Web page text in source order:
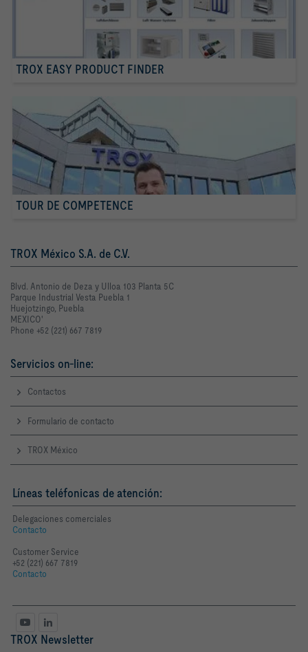
TROX EASY PRODUCT FINDER
TOUR DE COMPETENCE
TROX México S.A. de C.V.
Blvd. Antonio de Deza y Ulloa 103 Planta 5C
Parque Industrial Vesta Puebla 1
Huejotzingo, Puebla
MEXICO'
Phone +52 (221) 667 7819
Servicios on-line:
Contactos
Formulario de contacto
TROX México
Líneas teléfonicas de atención:
Delegaciones comerciales
Contacto
Customer Service
+52 (221) 667 7819
Contacto
TROX Newsletter